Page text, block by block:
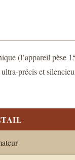
(l’appareil pèse
précis et